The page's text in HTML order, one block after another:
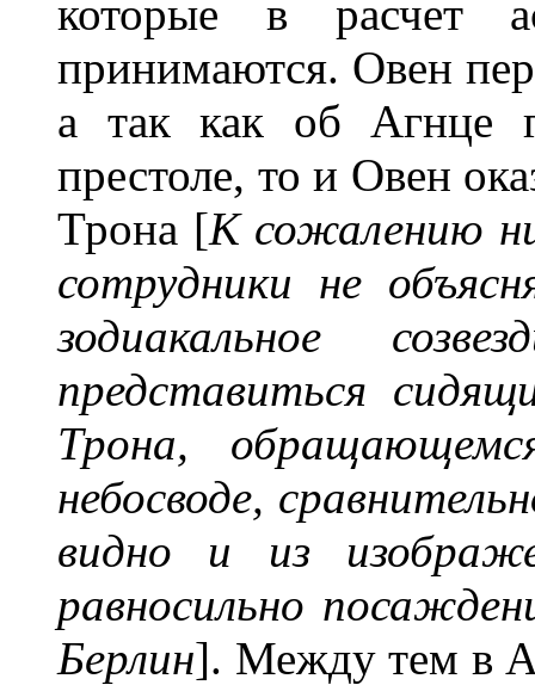
которые в расчет
принимаются. Овен
а так как об Агнце
престоле, то и Овен
Трона [К сожалению
сотрудники не
зодиакальное
представиться
Трона,
небосводе,
видно и из
равносильно
Берлин]. Между тем в